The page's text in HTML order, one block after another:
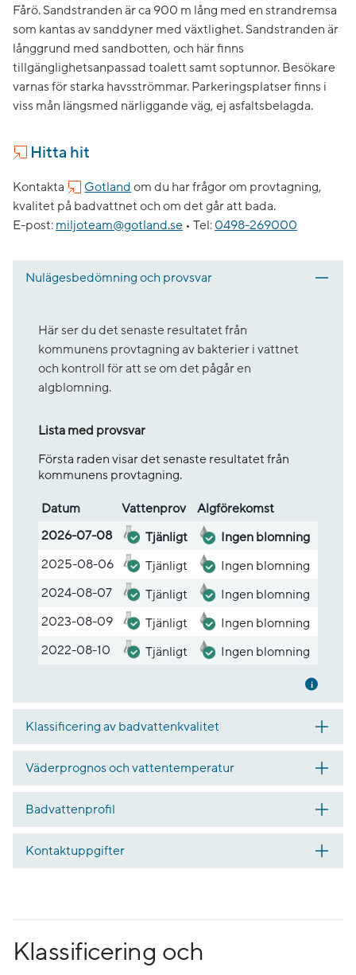
Fårö. Sandstranden är ca 900 m lång med en strandremsa
som kantas av sanddyner med växtlighet. Sandstranden är
långgrund med sandbotten, och här finns
tillgänglighetsanpassad toalett samt soptunnor. Besökare
varnas för starka havsströmmar. Parkeringsplatser finns i
viss mån längsmed närliggande väg, ej asfaltsbelagda.
Hitta hit
Kontakta Gotland om du har frågor om provtagning,
kvalitet på badvattnet och om det går att bada.
E-post: miljoteam@gotland.se • Tel: 0498-269000
Nulägesbedömning och provsvar
Här ser du det senaste resultatet från
kommunens provtagning av bakterier i vattnet
och kontroll för att se om det pågår en
algblomning.
Lista med provsvar
Första raden visar det senaste resultatet från
kommunens provtagning.
Lista med provsvar
Datum Vatten­prov
Alg­före­komst
2026-07-08
Tjänligt
Ingen blomning
2025-08-06
Tjänligt
Ingen blomning
2024-08-07
Tjänligt
Ingen blomning
2023-08-09
Tjänligt
Ingen blomning
2022-08-10
Tjänligt Ingen blomning
Mer
Klassificering av badvattenkvalitet
Väderprognos och vattentemperatur
Badvattenprofil
Kontaktuppgifter
Klassificering och